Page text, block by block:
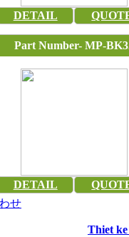
DETAIL
Part Number- MP-
DETAIL
せ
Thiet